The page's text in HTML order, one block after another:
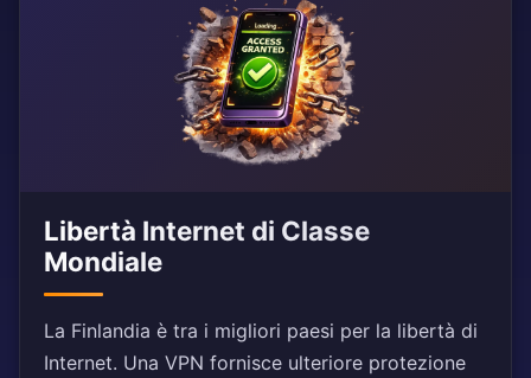
Libertà Internet di Classe
Mondiale
La Finlandia è tra i migliori paesi per la libertà di
Internet. Una VPN fornisce ulteriore protezione